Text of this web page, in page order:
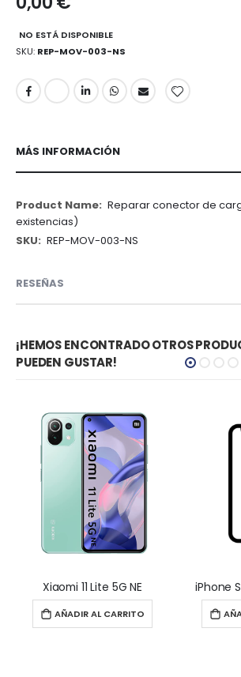
NO ESTÁ DISPONIBLE
SKU REP-MOV-003-NS
MÁS INFORMACIÓN
Más
Información
Reparar conector de
existencias)
REP-MOV-003-NS
RESEÑAS
¡HEMOS ENCONTRADO OTROS
PUEDEN GUSTAR!
Xiaomi 11 Lite 5G NE
AÑADIR AL CARRITO
iPhone